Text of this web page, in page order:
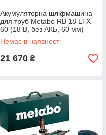
Акумуляторна шліфмашина
для труб Metabo RB 18 LTX
60 (18 В, без АКБ, 60 мм)
(600192850)
Немає в наявності
21 670 ₴